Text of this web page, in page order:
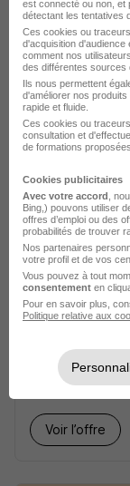
Partnaire
Carpentras -
Travail de jour
Voir l’offre
Agent de
Partnaire
Carpentras -
Travail de jour
Voir l’offre
est connecté ou non, et
détectant les tentatives
Ces cookies ou
d'acquisition d'audience
comment nos
des différentes sources
Ils nous permettent
d'améliorer nos
rapide et fluide.
Ces cookies ou
consultation et
de formations proposées.
Cookies publicitaires
Avec votre accord ,
Bing,) pouvons utiliser
offres d’emploi ou des
probabilités de trouver
Nos partenaires
votre profil et de vos
Vous pouvez à tout
consentement en
Pour en savoir plus,
Politique relative aux